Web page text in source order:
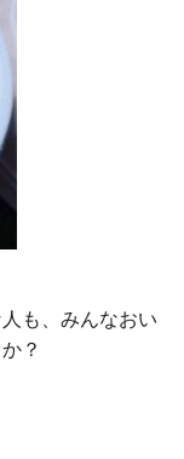
も、みんなおい
？